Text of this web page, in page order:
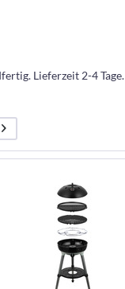
Lieferzeit 2-4 Tage.